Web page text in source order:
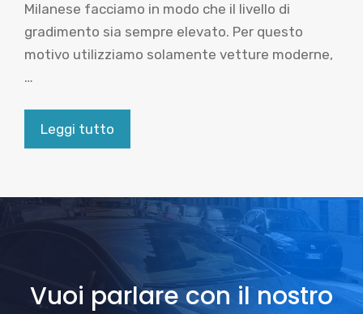
Milanese facciamo in modo che il livello di
gradimento sia sempre elevato. Per questo
motivo utilizziamo solamente vetture moderne,
…
Leggi tutto
Vuoi parlare con il nostro